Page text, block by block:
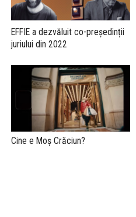
EFFIE a dezvăluit co-președinții
juriului din 2022
Cine e Moș Crăciun?